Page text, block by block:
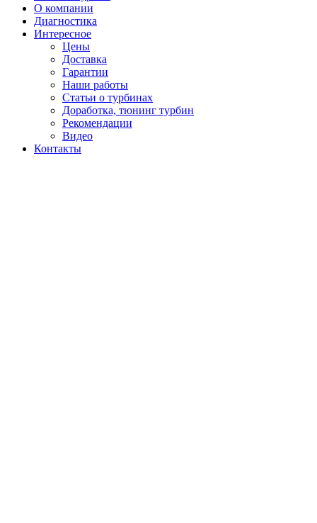
О компании
Диагностика
Интересное
Цены
Доставка
Гарантии
Наши работы
Статьи о турбинах
Доработка, тюнинг турбин
Рекомендации
Видео
Контакты